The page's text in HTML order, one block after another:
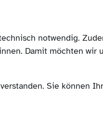
notwendig.
Damit möchten wir
Sie können